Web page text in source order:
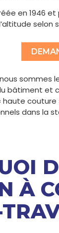
en 1946
selon
sommes
bâtiment et
haute
dans la
À